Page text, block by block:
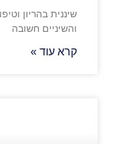
שיננית בהריון
והשיניים חשובה
קרא עוד »